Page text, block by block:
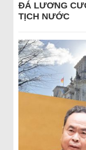
ĐÁ LƯƠNG
TỊCH NƯỚC